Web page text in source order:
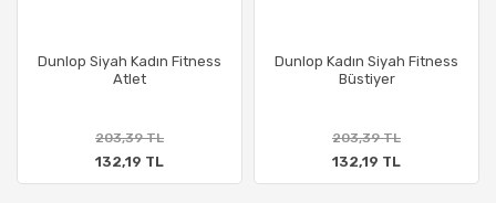
Dunlop Siyah Kadın Fitness
Atlet
203,39 TL
132,19 TL
Dunlop Kadın Siyah Fitness
Büstiyer
203,39 TL
132,19 TL